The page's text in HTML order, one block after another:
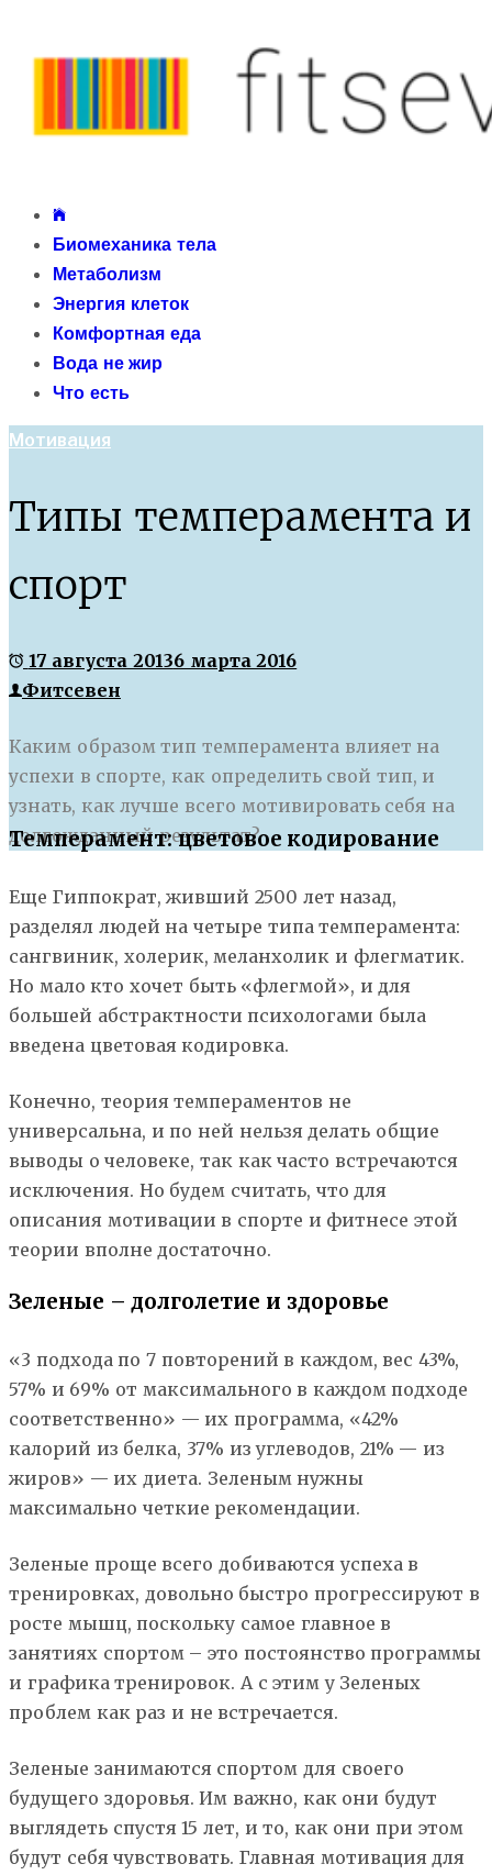
сайт о метаболизме и энергетической адаптации
организма после 40 лет
Primary
MenuБиомеханика тела
Метаболизм
Энергия клеток
Комфортная еда
Вода не жир
Что есть
Мотивация
Типы темперамента и
спорт
17 августа 20136 марта 2016
Фитсевен
Каким образом тип темперамента влияет на
успехи в спорте, как определить свой тип, и
узнать, как лучше всего мотивировать себя на
долгожданный результат?
Темперамент: цветовое кодирование
Еще Гиппократ, живший 2500 лет назад,
разделял людей на четыре типа темперамента:
сангвиник, холерик, меланхолик и флегматик.
Но мало кто хочет быть «флегмой», и для
большей абстрактности психологами была
введена цветовая кодировка.
Конечно, теория темпераментов не
универсальна, и по ней нельзя делать общие
выводы о человеке, так как часто встречаются
исключения. Но будем считать, что для
описания мотивации в спорте и фитнесе этой
теории вполне достаточно.
Зеленые – долголетие и здоровье
«3 подхода по 7 повторений в каждом, вес 43%,
57% и 69% от максимального в каждом подходе
соответственно» — их программа, «42%
калорий из белка, 37% из углеводов, 21% — из
жиров» — их диета. Зеленым нужны
максимально четкие рекомендации.
Зеленые проще всего добиваются успеха в
тренировках, довольно быстро прогрессируют в
росте мышц, поскольку самое главное в
занятиях спортом – это постоянство программы
и графика тренировок. А с этим у Зеленых
проблем как раз и не встречается.
Зеленые занимаются спортом для своего
будущего здоровья. Им важно, как они будут
выглядеть спустя 15 лет, и то, как они при этом
будут себя чувствовать. Главная мотивация для